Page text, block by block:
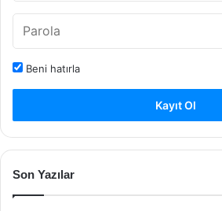
Beni hatırla
Kayıt Ol
Son Yazılar